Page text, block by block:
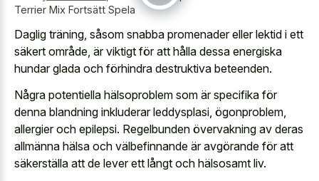
Terrier Mix Fortsätt Spela
Daglig träning, såsom snabba promenader eller lektid i ett
säkert område, är viktigt för att hålla dessa energiska
hundar glada och förhindra destruktiva beteenden.
Några potentiella hälsoproblem som är specifika för
denna blandning inkluderar leddysplasi, ögonproblem,
allergier och epilepsi. Regelbunden övervakning av deras
allmänna hälsa och välbefinnande är avgörande för att
säkerställa att de lever ett långt och hälsosamt liv.